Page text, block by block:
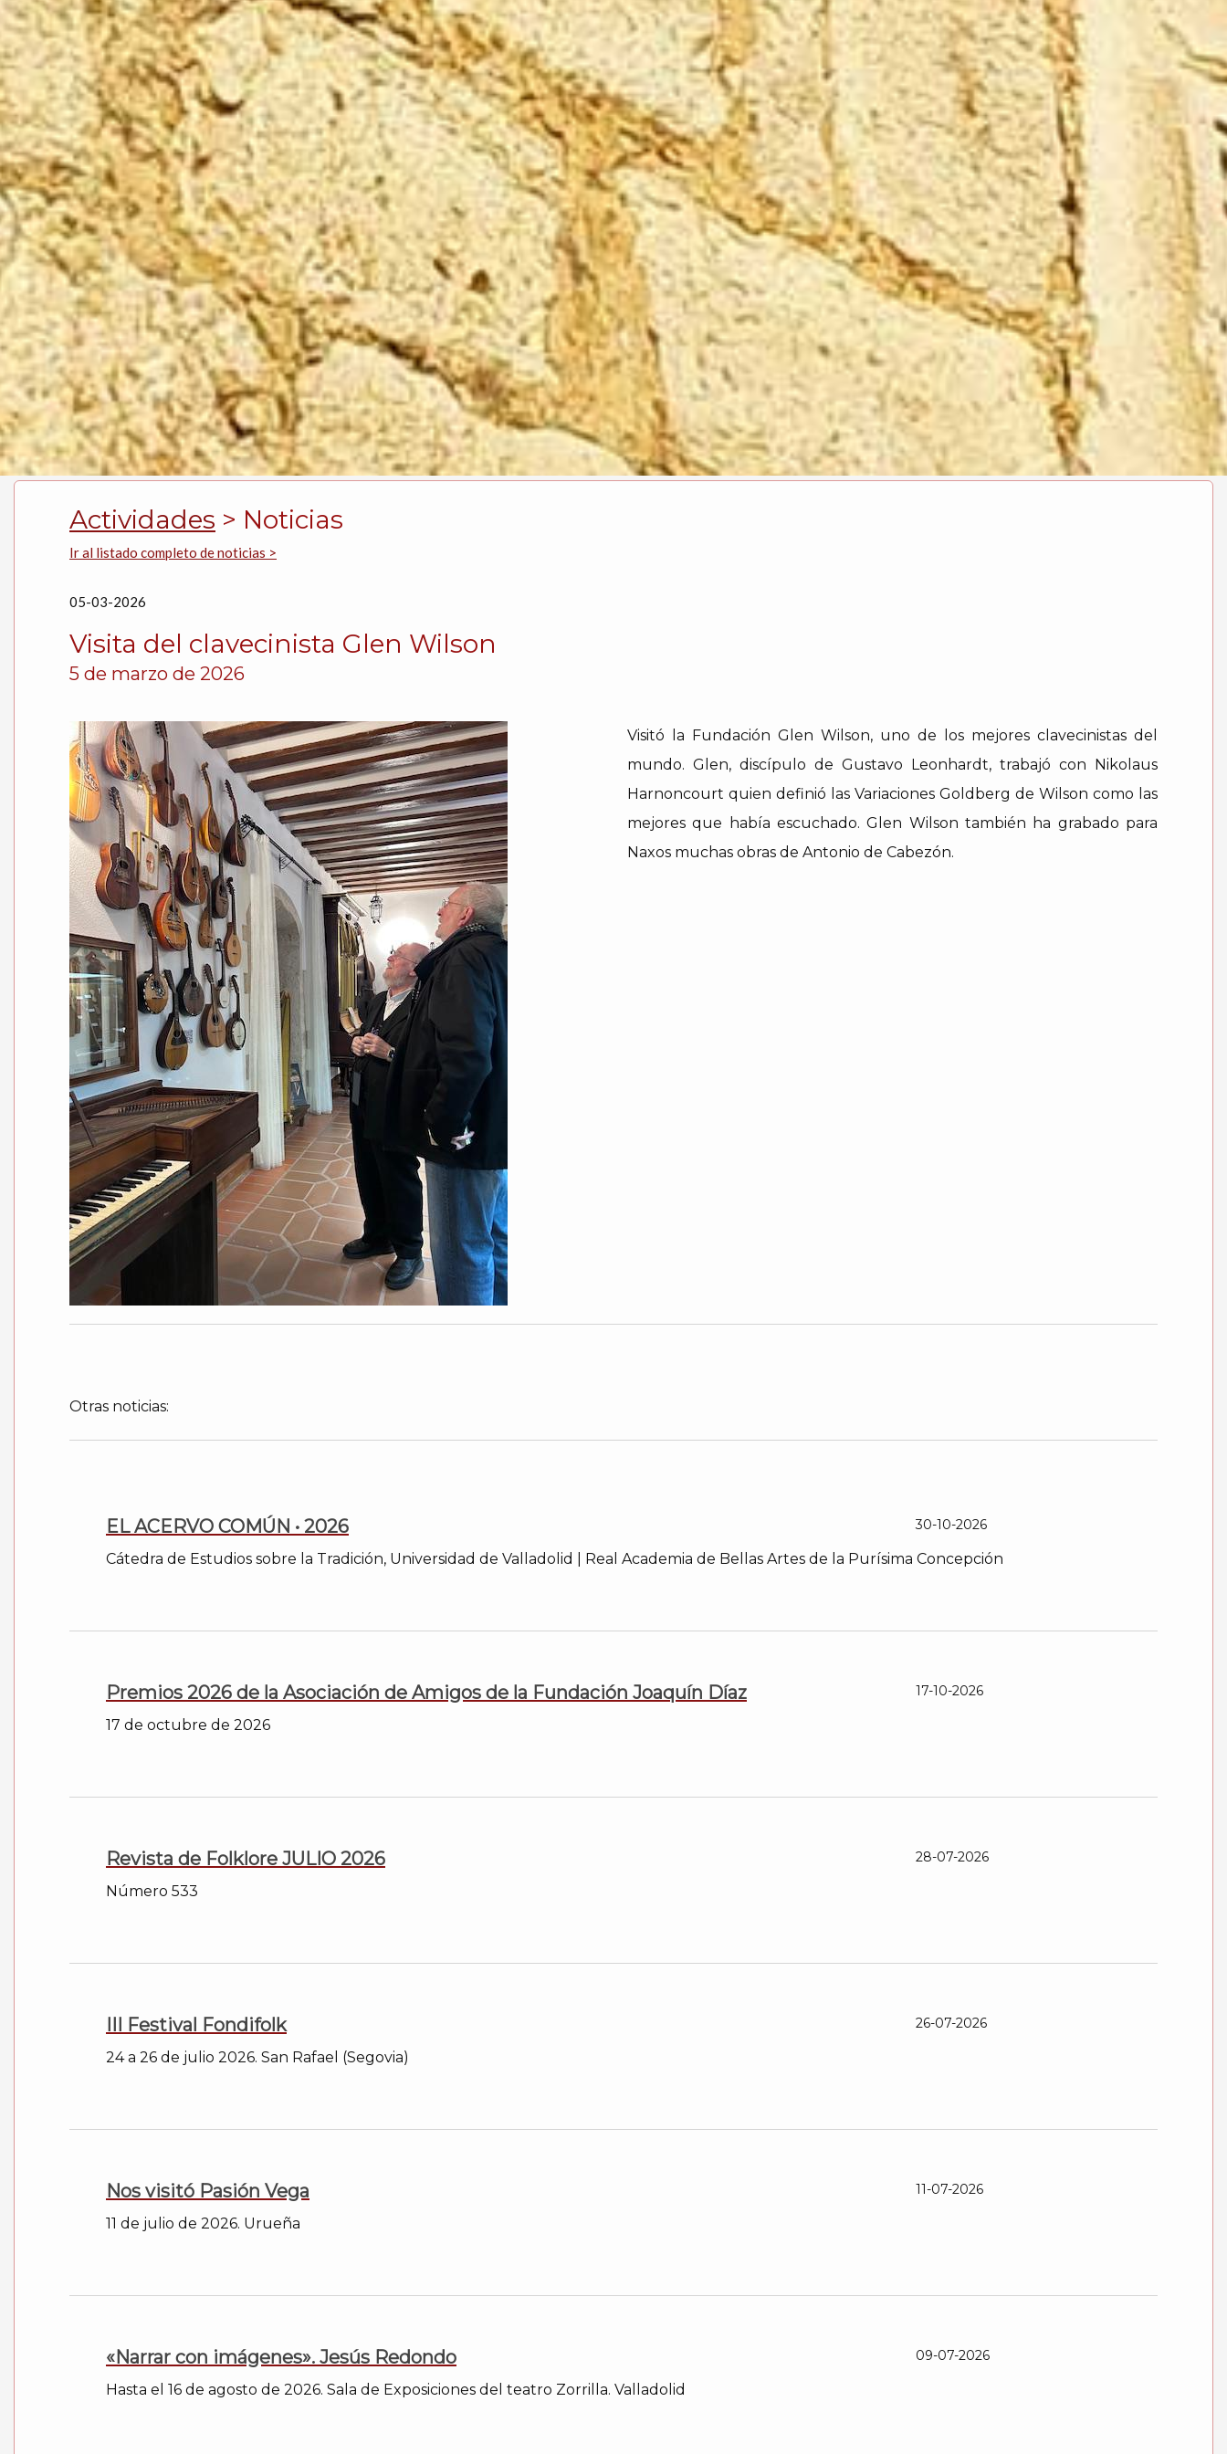
Actividades > Noticias
Ir al listado completo de noticias >
05-03-2026
Visita del clavecinista Glen Wilson
5 de marzo de 2026
Visitó la Fundación Glen Wilson, uno de los mejores clavecinistas del
mundo. Glen, discípulo de Gustavo Leonhardt, trabajó con Nikolaus
Harnoncourt quien definió las Variaciones Goldberg de Wilson como las
mejores que había escuchado. Glen Wilson también ha grabado para
Naxos muchas obras de Antonio de Cabezón.
Otras noticias:
EL ACERVO COMÚN • 2026 30-10-2026
Cátedra de Estudios sobre la Tradición, Universidad de Valladolid | Real Academia de Bellas Artes de la Purísima Concepción
Premios 2026 de la Asociación de Amigos de la Fundación Joaquín Díaz 17-10-2026
17 de octubre de 2026
Revista de Folklore JULIO 2026 28-07-2026
Número 533
III Festival Fondifolk 26-07-2026
24 a 26 de julio 2026. San Rafael (Segovia)
Nos visitó Pasión Vega 11-07-2026
11 de julio de 2026. Urueña
«Narrar con imágenes». Jesús Redondo 09-07-2026
Hasta el 16 de agosto de 2026. Sala de Exposiciones del teatro Zorrilla. Valladolid